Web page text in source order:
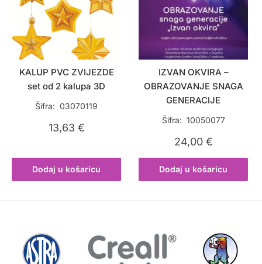
KALUP PVC ZVIJEZDE
set od 2 kalupa 3D
Šifra: 03070119
13,63 €
Dodaj u košaricu
IZVAN OKVIRA –
OBRAZOVANJE SNAGA
GENERACIJE
Šifra: 10050077
24,00 €
Dodaj u košaricu